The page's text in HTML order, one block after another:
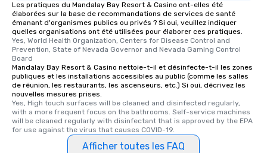
Les pratiques du Mandalay Bay Resort & Casino ont-elles été
élaborées sur la base de recommandations de services de santé
émanant d'organismes publics ou privés ? Si oui, veuillez indiquer
quelles organisations ont été utilisées pour élaborer ces pratiques.
Yes, World Health Organization, Centers for Disease Control and
Prevention, State of Nevada Governor and Nevada Gaming Control
Board
Mandalay Bay Resort & Casino nettoie-t-il et désinfecte-t-il les zones
publiques et les installations accessibles au public (comme les salles
de réunion, les restaurants, les ascenseurs, etc.) Si oui, décrivez les
nouvelles mesures prises.
Yes, High touch surfaces will be cleaned and disinfected regularly,
with a more frequent focus on the bathrooms. Self-service machines
will be cleaned regularly with disinfectant that is approved by the EPA
for use against the virus that causes COVID-19.
Afficher toutes les FAQ